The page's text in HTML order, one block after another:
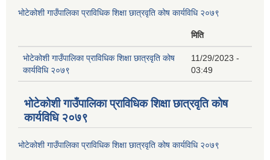
भोटेकोशी गाउँपालिका प्राविधिक शिक्षा छात्रवृति कोष कार्यविधि २०७९
मिति
भोटेकोशी गाउँपालिका प्राविधिक शिक्षा छात्रवृति कोष
कार्यविधि २०७९
11/29/2023 -
03:49
भोटेकोशी गाउँपालिका प्राविधिक शिक्षा छात्रवृति कोष
कार्यविधि २०७९
भोटेकोशी गाउँपालिका प्राविधिक शिक्षा छात्रवृति कोष कार्यविधि २०७९